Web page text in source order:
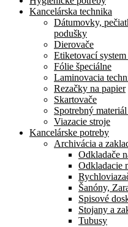
Kancelárska technika
Dátumovky,
podušky
Dierovače
Etiketovací
Fólie špeciálne
Laminovacia
Rezačky na papier
Skartovače
Spotrebný
Viazacie stroje
Kancelárske potreby
Archivácia a
Odkladače
Odkladacie
Šanóny,
Spisové
Stojany a
Tubusy